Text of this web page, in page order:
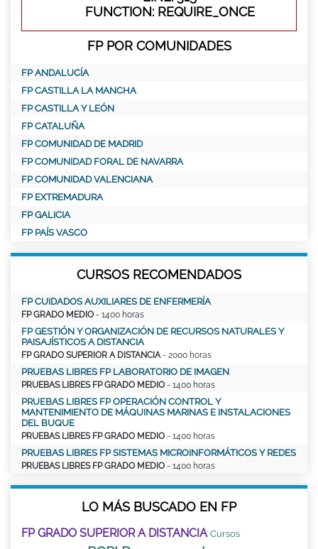
FUNCTION: REQUIRE_ONCE
FP POR COMUNIDADES
FP ANDALUCÍA
FP CASTILLA LA MANCHA
FP CASTILLA Y LEÓN
FP CATALUÑA
FP COMUNIDAD DE MADRID
FP COMUNIDAD FORAL DE NAVARRA
FP COMUNIDAD VALENCIANA
FP EXTREMADURA
FP GALICIA
FP PAÍS VASCO
CURSOS RECOMENDADOS
FP CUIDADOS AUXILIARES DE ENFERMERÍA
FP GRADO MEDIO - 1400 horas
FP GESTIÓN Y ORGANIZACIÓN DE RECURSOS NATURALES Y
PAISAJÍSTICOS A DISTANCIA
FP GRADO SUPERIOR A DISTANCIA - 2000 horas
PRUEBAS LIBRES FP LABORATORIO DE IMAGEN
PRUEBAS LIBRES FP GRADO MEDIO - 1400 horas
PRUEBAS LIBRES FP OPERACIÓN CONTROL Y
MANTENIMIENTO DE MÁQUINAS MARINAS E INSTALACIONES
DEL BUQUE
PRUEBAS LIBRES FP GRADO MEDIO - 1400 horas
PRUEBAS LIBRES FP SISTEMAS MICROINFORMÁTICOS Y REDES
PRUEBAS LIBRES FP GRADO MEDIO - 1400 horas
LO MÁS BUSCADO EN FP
FP GRADO SUPERIOR A DISTANCIA Cursos